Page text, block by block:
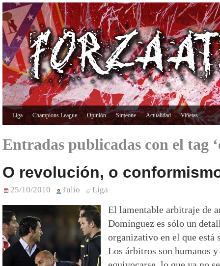
Liga Champions League Opinión Simeone Actualidad Viñetas
Entradas publicadas con el tag
O revolución, o
25/10/2010 Julio Liga
El lamentable arbitraje de
Domínguez es sólo un
organizativo en el que
Los árbitros son humanos